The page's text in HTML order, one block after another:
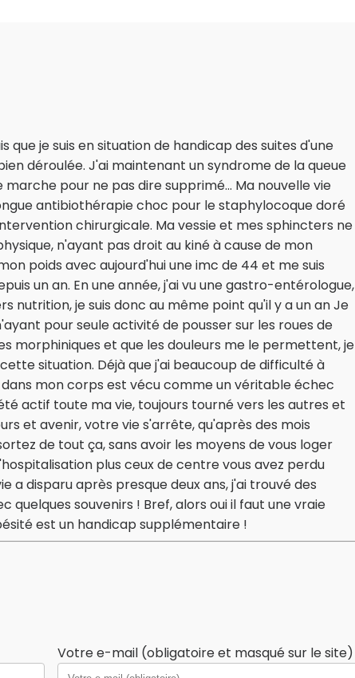
je suis en situation de handicap des suites d'une
déroulée. J'ai maintenant un syndrome de la queue
pour ne pas dire supprimé... Ma nouvelle vie
antibiothérapie choc pour le staphylocoque doré
chirurgicale. Ma vessie et mes sphincters ne
n'ayant pas droit au kiné à cause de mon
poids avec aujourd'hui une imc de 44 et me suis
un an. En une année, j'ai vu une gastro-entérologue,
nutrition, je suis donc au même point qu'il y a un an Je
pour seule activité de pousser sur les roues de
morphiniques et que les douleurs me le permettent, je
situation. Déjà que j'ai beaucoup de difficulté à
mon corps est vécu comme un véritable échec
actif toute ma vie, toujours tourné vers les autres et
et avenir, votre vie s'arrête, qu'après des mois
de tout ça, sans avoir les moyens de vous loger
plus ceux de centre vous avez perdu
disparu après presque deux ans, j'ai trouvé des
quelques souvenirs ! Bref, alors oui il faut une vraie
est un handicap supplémentaire !
Votre e-mail (obligatoire et masqué sur le site)